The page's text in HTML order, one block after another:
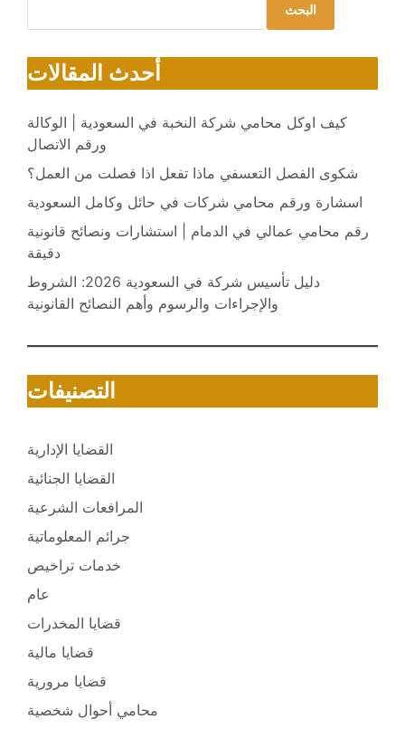
البحث
أحدث المقالات
كيف اوكل محامي شركة النخبة في السعودية | الوكالة
ورقم الاتصال
شكوى الفصل التعسفي ماذا تفعل اذا فصلت من العمل؟
اسشارة ورقم محامي شركات في حائل وكامل السعودية
رقم محامي عمالي في الدمام | استشارات ونصائح قانونية
دقيقة
دليل تأسيس شركة في السعودية 2026: الشروط
والإجراءات والرسوم وأهم النصائح القانونية
التصنيفات
القضايا الإدارية
القضايا الجنائية
المرافعات الشرعية
جرائم المعلوماتية
خدمات تراخيص
عام
قضايا المخدرات
قضايا مالية
قضايا مرورية
محامي أحوال شخصية